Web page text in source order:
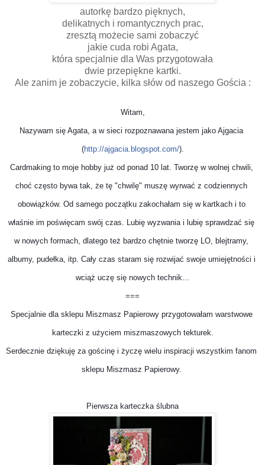
autorkę bardzo pięknych,
delikatnych i romantycznych prac,
zresztą możecie sami zobaczyć
jakie cuda robi Agata,
która specjalnie dla Was przygotowała
dwie przepiękne kartki.
Ale zanim je zobaczycie, kilka słów od naszego Gościa :
Witam,
Nazywam się Agata, a w sieci rozpoznawana jestem jako Ajgacia
(http://ajgacia.blogspot.com/).
Cardmaking to moje hobby już od ponad 10 lat. Tworzę w wolnej chwili,
choć często bywa tak, że tę "chwilę" muszę wyrwać z codziennych
obowiązków. Od samego początku zakochałam się w kartkach i to
właśnie im poświęcam swój czas. Lubię wyzwania i lubię sprawdzać się
w nowych formach, dlatego też bardzo chętnie tworzę LO, blejtramy,
albumy, pudełka, itp. Cały czas staram się rozwijać swoje umiejętności i
wciąż uczę się nowych technik...
===
Specjalnie dla sklepu Miszmasz Papierowy przygotowałam warstwowe
karteczki z użyciem miszmaszowych tekturek.
Serdecznie dziękuję za gościnę i życzę wielu inspiracji wszystkim fanom
sklepu Miszmasz Papierowy.
Pierwsza karteczka ślubna